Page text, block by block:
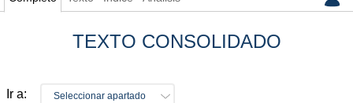
TEXTO CONSOLIDADO
Ir a: Seleccionar apartado